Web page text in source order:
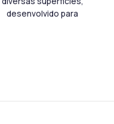
desenvolvido para
fórmula em gel, adere